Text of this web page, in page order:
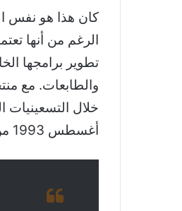
أغسطس 1993 من InfoWorld ، كتب رأيه في مقال بعنوان “الحوسبة اللاسلكية ستتخبط – بشكل دائم”: